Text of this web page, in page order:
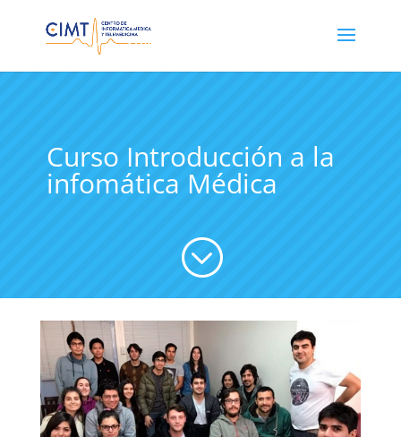
Curso Introducción a la
infomática Médica
;